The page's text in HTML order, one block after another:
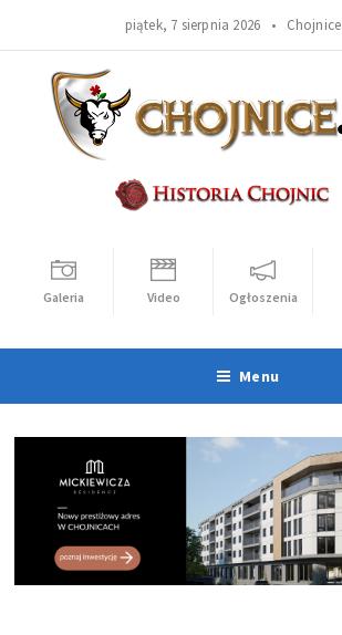
piątek, 7 sierpnia 2026 • Chojnice
Galeria Video Ogłoszenia
Menu